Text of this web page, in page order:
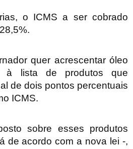
o ICMS a ser cobrado
quer acrescentar óleo
à lista de produtos que
de dois pontos percentuais
ICMS.
sobre esses produtos
de acordo com a nova lei -,